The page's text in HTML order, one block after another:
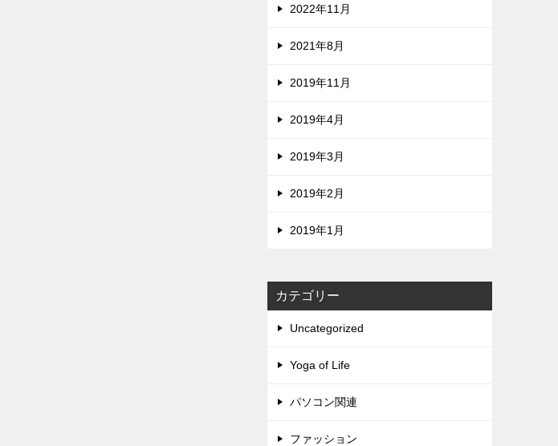
2022年11月
2021年8月
2019年11月
2019年4月
2019年3月
2019年2月
2019年1月
カテゴリー
Uncategorized
Yoga of Life
パソコン関連
ファッション